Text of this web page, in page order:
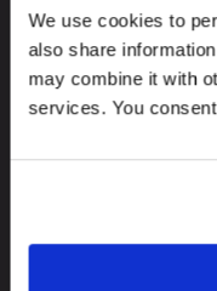
We use cookies to
also share
may combine it with
services. You